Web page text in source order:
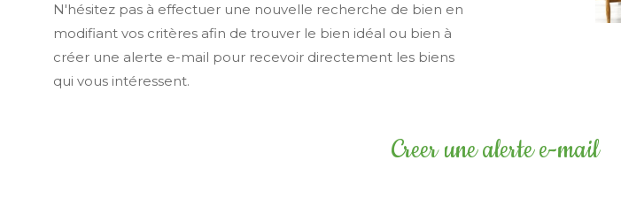
N'hésitez pas à effectuer une nouvelle recherche de bien en
modifiant vos critères afin de trouver le bien idéal ou bien à
créer une alerte e-mail pour recevoir directement les biens
qui vous intéressent.
Creer une alerte e-mail